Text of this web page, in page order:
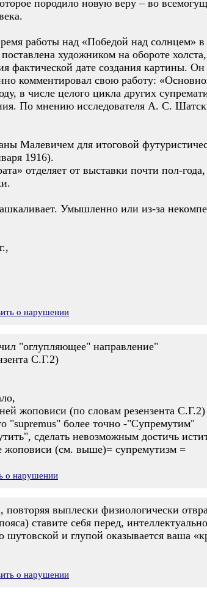
породило новую веру – во
работы над «Победой над солнцем»
художником на обороте
фактической дате создания картины.
комментировал свою работу:
в числе целого цикла других
По мнению исследователя А. С.
Малевичем для итоговой
1916).
отделяет от выставки почти пол-
Умышленно или из-за
о нарушении
"оглупляющее" направление"
С.Г.2)
жоповиси (по словам резензента С.Г.2)
"supremus" более точно -"Супремутим"
сделать невозможным достичь
жоповиси (см. выше)= супремутизм =
о нарушении
повторяя выплески физиологически
ставите себя перед,
шутовской и глупой оказывается ваша
о нарушении